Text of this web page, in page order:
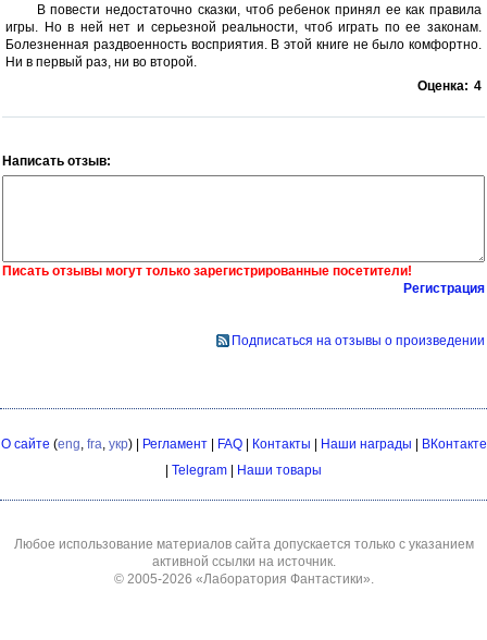
В повести недостаточно сказки, чтоб ребенок принял ее как правила
игры. Но в ней нет и серьезной реальности, чтоб играть по ее законам.
Болезненная раздвоенность восприятия. В этой книге не было комфортно.
Ни в первый раз, ни во второй.
Оценка: 4
Написать отзыв:
Писать отзывы могут только зарегистрированные посетители!
Регистрация
Подписаться на отзывы о произведении
О сайте (eng fra укр) | Регламент| FAQ| Контакты | Наши награды | ВКонтакте
| Telegram | Наши товары
Любое использование материалов сайта допускается только с указанием
активной ссылки на источник.
© 2005-2026 «Лаборатория Фантастики»